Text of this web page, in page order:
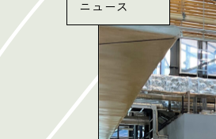
ニュース